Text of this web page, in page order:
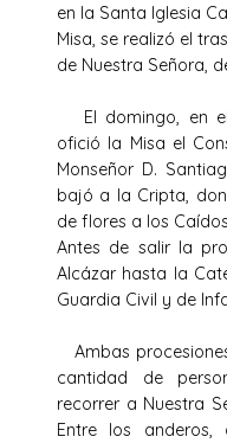
en la Santa Iglesia
Misa, se realizó el
de Nuestra Señora,
El domingo, en
ofició la Misa el
Monseñor D.
bajó a la Cripta,
de flores a los
Antes de salir la
Alcázar hasta la
Guardia Civil y de
Ambas
cantidad de
recorrer a Nuestra
Entre los